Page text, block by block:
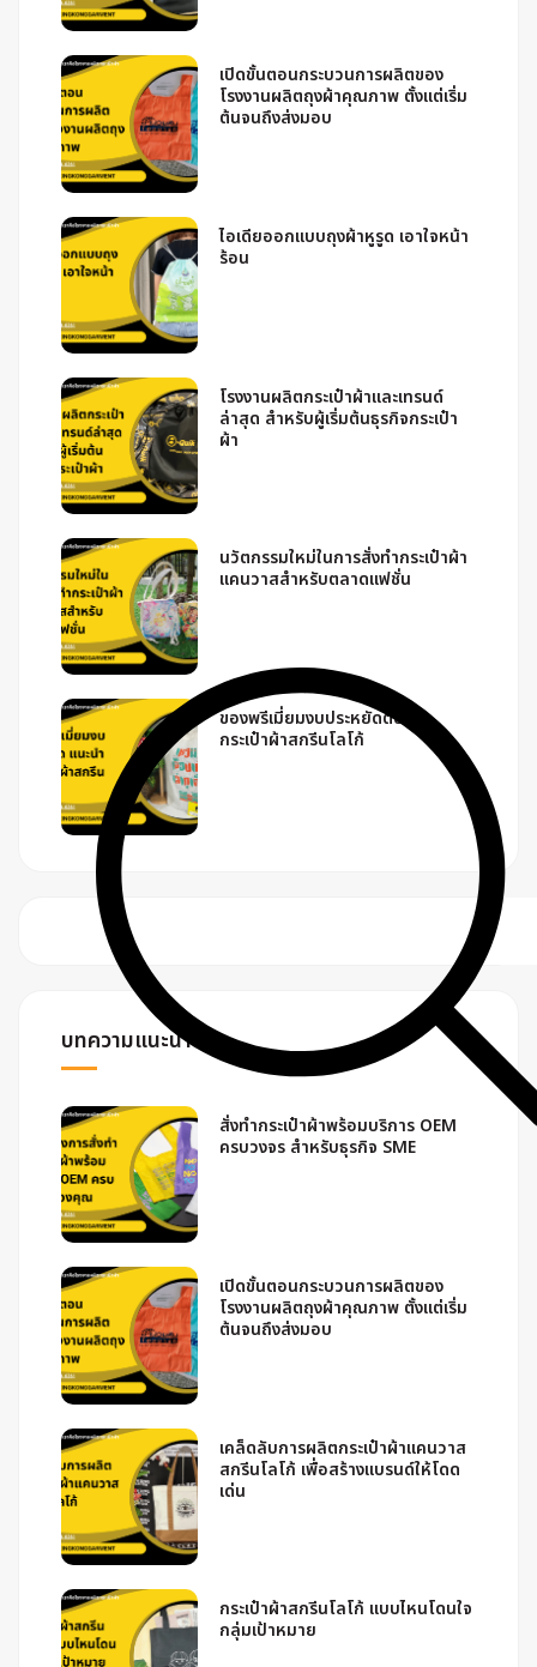
เปิดขั้นตอนกระบวนการผลิตของ
โรงงานผลิตถุงผ้าคุณภาพ ตั้งแต่เริ่ม
ต้นจนถึงส่งมอบ
ไอเดียออกแบบถุงผ้าหูรูด เอาใจหน้า
ร้อน
โรงงานผลิตกระเป๋าผ้าและเทรนด์
ล่าสุด สำหรับผู้เริ่มต้นธุรกิจกระเป๋า
ผ้า
นวัตกรรมใหม่ในการสั่งทำกระเป๋าผ้า
แคนวาสสำหรับตลาดแฟชั่น
ของพรีเมี่ยมงบประหยัดต้องจัด
กระเป๋าผ้าสกรีนโลโก้
บทความแนะนำ
สั่งทำกระเป๋าผ้าพร้อมบริการ OEM
ครบวงจร สำหรับธุรกิจ SME
เปิดขั้นตอนกระบวนการผลิตของ
โรงงานผลิตถุงผ้าคุณภาพ ตั้งแต่เริ่ม
ต้นจนถึงส่งมอบ
เคล็ดลับการผลิตกระเป๋าผ้าแคนวาส
สกรีนโลโก้ เพื่อสร้างแบรนด์ให้โดด
เด่น
กระเป๋าผ้าสกรีนโลโก้ แบบไหนโดนใจ
กลุ่มเป้าหมาย